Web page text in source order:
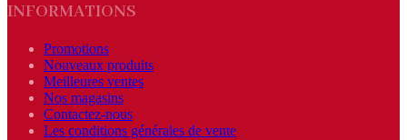
INFORMATIONS
Promotions
Nouveaux produits
Meilleures ventes
Nos magasins
Contactez-nous
Les conditions générales de vente